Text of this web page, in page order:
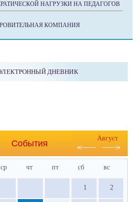
НАГРУЗКИ НА ПЕДАГОГОВ
КОМПАНИЯ
ДНЕВНИК
События
Август
ср чт пт сб вс
1 2